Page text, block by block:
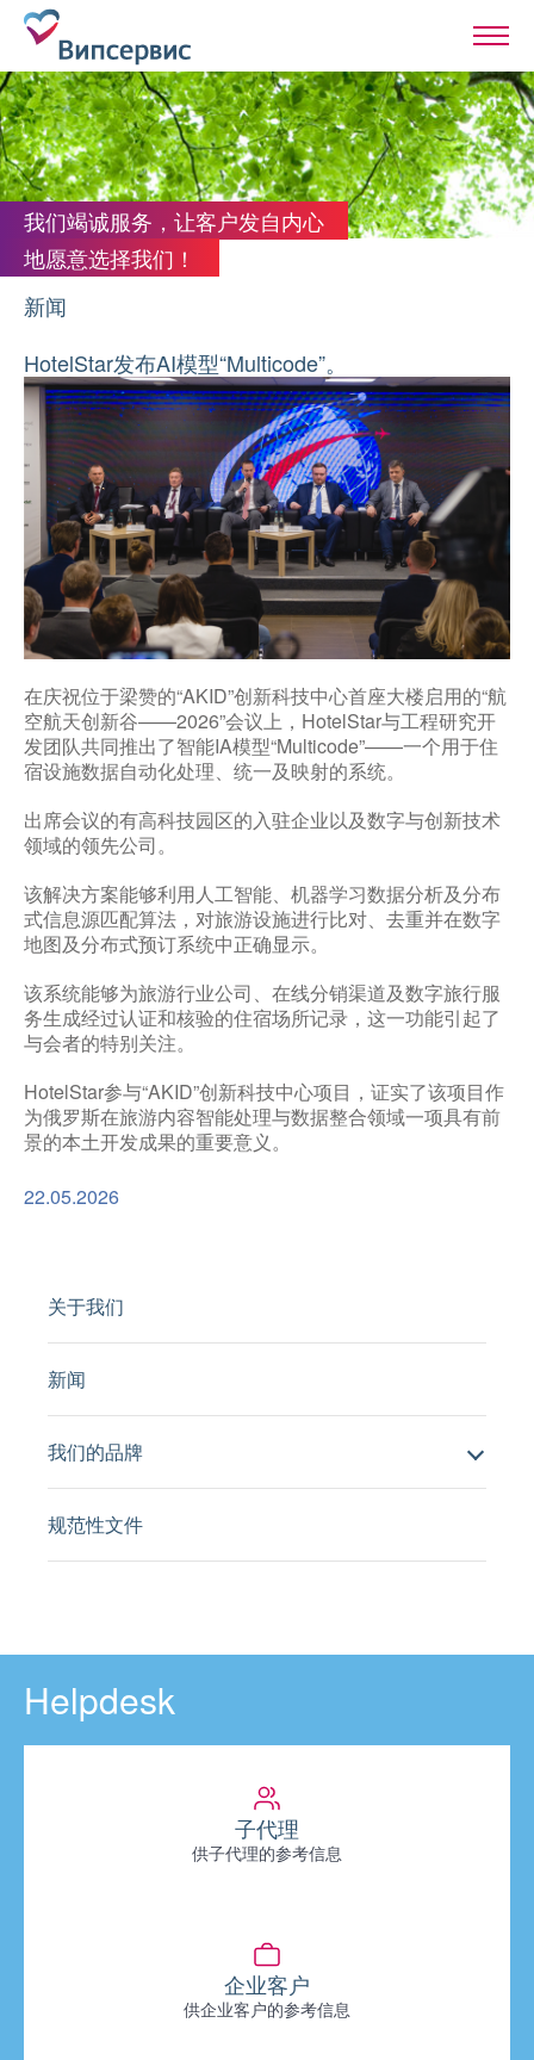
我们竭诚服务，让客户发自内心
地愿意选择我们！
新闻
HotelStar发布AI模型“Multicode”。
在庆祝位于梁赞的“AKID”创新科技中心首座大楼启用的“航
空航天创新谷——2026”会议上，HotelStar与工程研究开
发团队共同推出了智能IA模型“Multicode”——一个用于住
宿设施数据自动化处理、统一及映射的系统。
出席会议的有高科技园区的入驻企业以及数字与创新技术
领域的领先公司。
该解决方案能够利用人工智能、机器学习数据分析及分布
式信息源匹配算法，对旅游设施进行比对、去重并在数字
地图及分布式预订系统中正确显示。
该系统能够为旅游行业公司、在线分销渠道及数字旅行服
务生成经过认证和核验的住宿场所记录，这一功能引起了
与会者的特别关注。
HotelStar参与“AKID”创新科技中心项目，证实了该项目作
为俄罗斯在旅游内容智能处理与数据整合领域一项具有前
景的本土开发成果的重要意义。
22.05.2026
关于我们
新闻
我们的品牌
规范性文件
Helpdesk
子代理
供子代理的参考信息
企业客户
供企业客户的参考信息